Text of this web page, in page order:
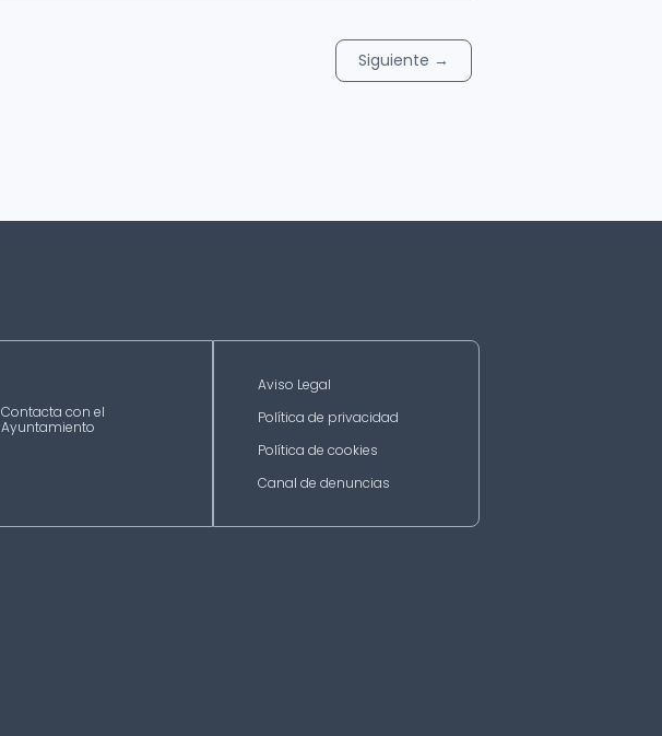
Siguiente →
Contacta con el
Ayuntamiento
Aviso Legal
Política de privacidad
Política de cookies
Canal de denuncias